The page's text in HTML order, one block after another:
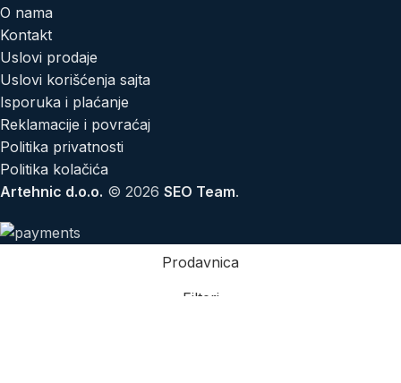
O nama
Kontakt
Uslovi prodaje
Uslovi korišćenja sajta
Isporuka i plaćanje
Reklamacije i povraćaj
Politika privatnosti
Politika kolačića
Artehnic d.o.o. © 2026 SEO Team.
Prodavnica
Filteri